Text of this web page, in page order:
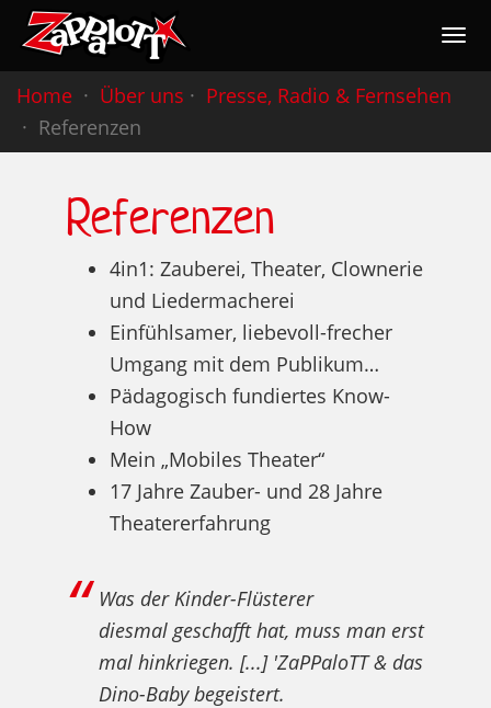
Home
Über uns
Presse, Radio & Fernsehen
Referenzen
Referenzen
4in1: Zauberei, Theater, Clownerie
und Liedermacherei
Einfühlsamer, liebevoll-frecher
Umgang mit dem Publikum…
Pädagogisch fundiertes Know-
How
Mein „Mobiles Theater“
17 Jahre Zauber- und 28 Jahre
Theatererfahrung
Was der Kinder-Flüsterer
diesmal geschafft hat, muss man erst
mal hinkriegen. [...] 'ZaPPaloTT & das
Dino-Baby begeistert.